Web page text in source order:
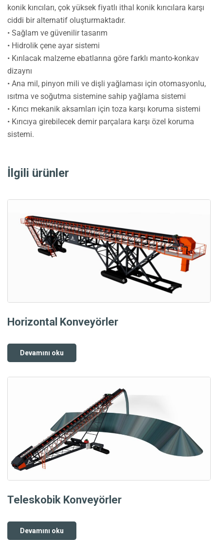
konik kırıcıları, çok yüksek fiyatlı ithal konik kırıcılara karşı
ciddi bir alternatif oluşturmaktadır.
• Sağlam ve güvenilir tasarım
• Hidrolik çene ayar sistemi
• Kırılacak malzeme ebatlarına göre farklı manto-konkav
dizaynı
• Ana mil, pinyon mili ve dişli yağlaması için otomasyonlu,
ısıtma ve soğutma sistemine sahip yağlama sistemi
• Kırıcı mekanik aksamları için toza karşı koruma sistemi
• Kırıcıya girebilecek demir parçalara karşı özel koruma
sistemi.
İlgili ürünler
Horizontal Konveyörler
Devamını oku
Teleskobik Konveyörler
Devamını oku